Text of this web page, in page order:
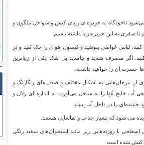
ناخودگاه به جزیره ی زیبای کیش و سواحل نیلگون و
سفری به این جزیره زیبا داشته باشیم
کنید، لباس غواصی بپوشید و کپسول هوای را چک کنید و در
اگر منصرف شدید و نیامدید بی شک یکی از زیباترین
حسرت آن را خواهید داشت
از مرجان‌هایی به اشکال مختلف و صدف‌های رنگارنگ و
آب خلیج آنها را به ساحل می‌آورد، به اندازه ای زلال و
را در داخل آب ببینید
می شود که بسیار جذاب و تماشایی هستند
با روزنه‌هایی ریز مانند استخوان‌های سفید رنگی
کیش شده است